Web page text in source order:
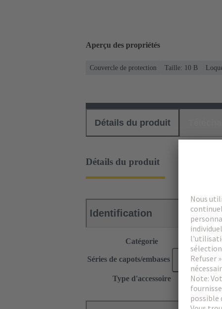
Aperçu des propriétés
Couvercle de protection Taille: 10 B
Détails du produit
Détails du produit
Identification
Catégorie
Séries de capots/embases Han-
Type d'accessoire